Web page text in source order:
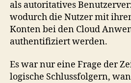
als autoritatives
wodurch die Nutzer mit
Konten bei den Cloud
authentifiziert werden.
Es war nur eine Frage der
logische Schlussfolgern,